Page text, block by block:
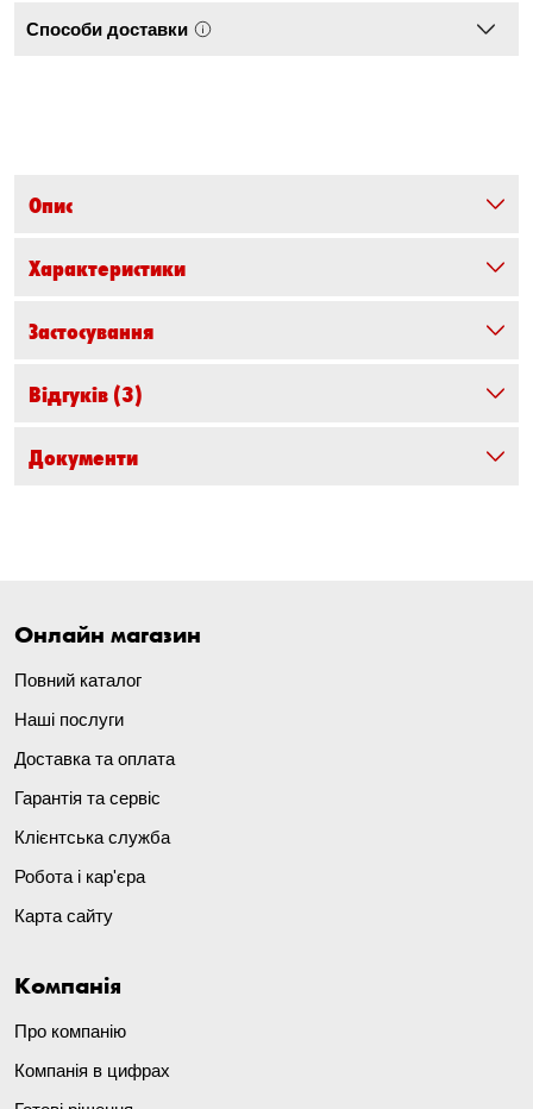
Способи доставки
Опис
Характеристики
Застосування
Відгуків (3)
Документи
Онлайн магазин
Повний каталог
Наші послуги
Доставка та оплата
Гарантія та сервіс
Клієнтська служба
Робота і кар'єра
Карта сайту
Компанія
Про компанію
Компанія в цифрах